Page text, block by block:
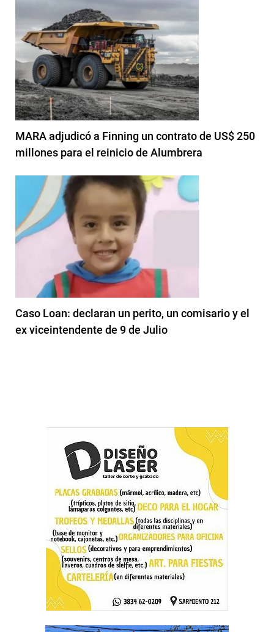
MARA adjudicó a Finning un contrato de US$ 250
millones para el reinicio de Alumbrera
Caso Loan: declaran un perito, un comisario y el
ex viceintendente de 9 de Julio